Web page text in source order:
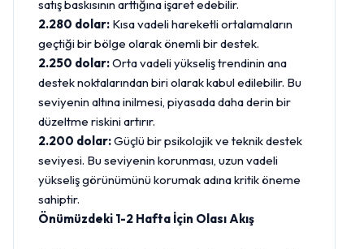
satış baskısının arttığına işaret edebilir.
2.280 dolar: Kısa vadeli hareketli ortalamaların
geçtiği bir bölge olarak önemli bir destek.
2.250 dolar:Orta vadeli yükseliş trendinin ana
destek noktalarından biri olarak kabul edilebilir. Bu
seviyenin altına inilmesi, piyasada daha derin bir
düzeltme riskini artırır.
2.200 dolar:Güçlü bir psikolojik ve teknik destek
seviyesi. Bu seviyenin korunması, uzun vadeli
yükseliş görünümünü korumak adına kritik öneme
sahiptir.
Önümüzdeki 1-2 Hafta İçin Olası Akış